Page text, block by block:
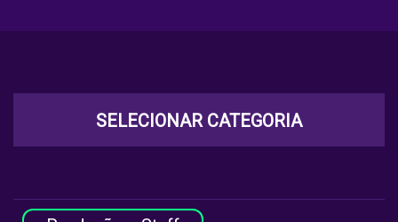
SELECIONAR CATEGORIA